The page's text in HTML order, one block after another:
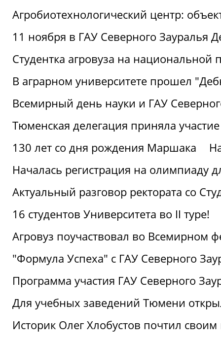
Агробиотехнологический центр:
11 ноября в ГАУ Северного Зауралья
Студентка агровуза на национальной
В аграрном университете прошел
Всемирный день науки и ГАУ
Тюменская делегация приняла
130 лет со дня рождения Маршака
Началась регистрация на олимпиаду
Актуальный разговор ректората со
16 студентов Университета во II туре!
Агровуз поучаствовал во Всемирном
"Формула Успеха" с ГАУ Северного
Программа участия ГАУ Северного
Для учебных заведений Тюмени
Историк Олег Хлобустов почтил